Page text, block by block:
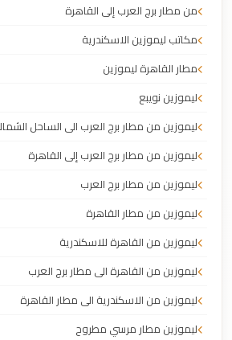
من مطار برج العرب إلى القاهرة
مكاتب ليموزين الاسكندرية
مطار القاهرة ليموزين
ليموزين نويبع
ليموزين من مطار برج العرب الى الساحل الشمالي
ليموزين من مطار برج العرب إلى القاهرة
ليموزين من مطار برج العرب
ليموزين من مطار القاهرة
ليموزين من القاهرة للاسكندرية
ليموزين من القاهرة الى مطار برج العرب
ليموزين من الاسكندرية الى مطار القاهرة
ليموزين مطار مرسي مطروح